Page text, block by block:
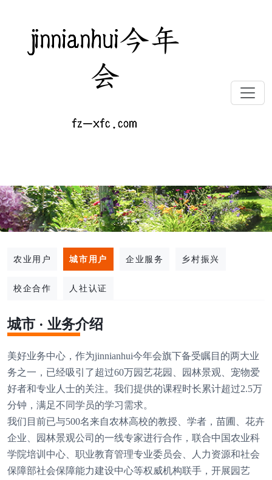
农业用户 城市用户 企业服务 乡村振兴
校企合作 人社认证
城市 · 业务介绍
美好业务中心，作为jinnianhui今年会旗下备受瞩目的两大业
务之一，已经吸引了超过60万园艺花园、园林景观、宠物爱
好者和专业人士的关注。我们提供的课程时长累计超过2.5万
分钟，满足不同学员的学习需求。
我们目前已与500名来自农林高校的教授、学者，苗圃、花卉
企业、园林景观公司的一线专家进行合作，联合中国农业科
学院培训中心、职业教育管理专业委员会、人力资源和社会
保障部社会保障能力建设中心等权威机构联手，开展园艺